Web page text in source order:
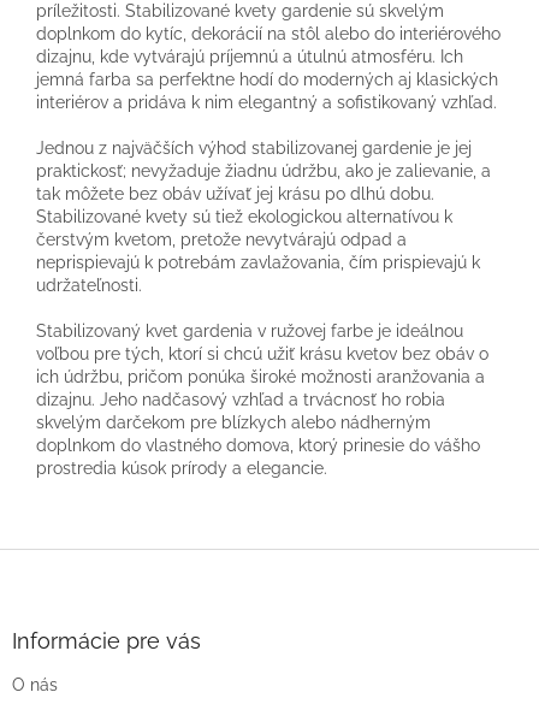
príležitosti. Stabilizované kvety gardenie sú skvelým
doplnkom do kytíc, dekorácií na stôl alebo do interiérového
dizajnu, kde vytvárajú príjemnú a útulnú atmosféru. Ich
jemná farba sa perfektne hodí do moderných aj klasických
interiérov a pridáva k nim elegantný a sofistikovaný vzhľad.
Jednou z najväčších výhod stabilizovanej gardenie je jej
praktickosť; nevyžaduje žiadnu údržbu, ako je zalievanie, a
tak môžete bez obáv užívať jej krásu po dlhú dobu.
Stabilizované kvety sú tiež ekologickou alternatívou k
čerstvým kvetom, pretože nevytvárajú odpad a
neprispievajú k potrebám zavlažovania, čím prispievajú k
udržateľnosti.
Stabilizovaný kvet gardenia v ružovej farbe je ideálnou
voľbou pre tých, ktorí si chcú užiť krásu kvetov bez obáv o
ich údržbu, pričom ponúka široké možnosti aranžovania a
dizajnu. Jeho nadčasový vzhľad a trvácnosť ho robia
skvelým darčekom pre blízkych alebo nádherným
doplnkom do vlastného domova, ktorý prinesie do vášho
prostredia kúsok prírody a elegancie.
Informácie pre vás
O nás